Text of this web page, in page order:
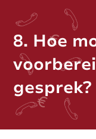
8. Hoe
gesprek?